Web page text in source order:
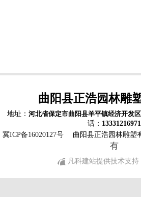
曲阳县正浩园林雕
地址： 河北省保定市曲阳县羊平镇经济开发区
话： 13331216971
冀ICP备16020127号 曲阳县正浩园林雕
有
凡科建站提供技术支持